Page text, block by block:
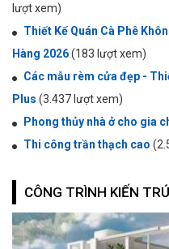
lượt xem)
Thiết Kế Quán Cà Phê
Hàng 2026(183 lượt xem)
Các mẫu rèm cửa đẹp -
Plus (3.437 lượt xem)
Phong thủy nhà ở cho gia
Thi công trần thạch cao
CÔNG TRÌNH KIẾN